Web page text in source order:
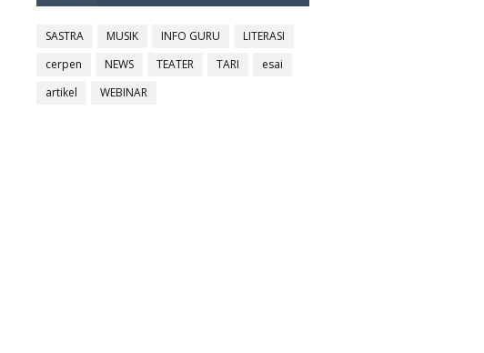
SASTRA MUSIK INFO GURU
LITERASI
cerpen
NEWS TEATER TARI
esai
artikel
WEBINAR